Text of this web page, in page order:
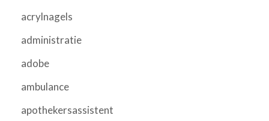
acrylnagels
administratie
adobe
ambulance
apothekersassistent